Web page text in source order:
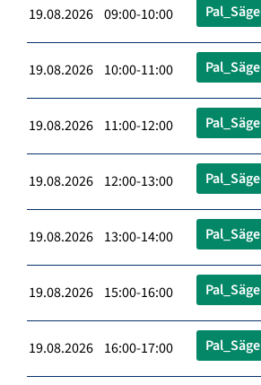
19.08.2026 09:00-10:00 Pal_Säge
19.08.2026 10:00-11:00 Pal_Säge
19.08.2026 11:00-12:00 Pal_Säge
19.08.2026 12:00-13:00 Pal_Säge
19.08.2026 13:00-14:00 Pal_Säge
19.08.2026 15:00-16:00 Pal_Säge
19.08.2026 16:00-17:00 Pal_Säge